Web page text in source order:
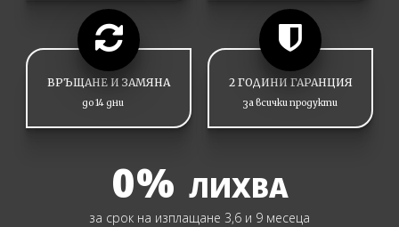
ВРЪЩАНЕ И ЗАМЯНА
до 14 дни
2 ГОДИНИ ГАРАНЦИЯ
за всички продукти
0% ЛИХВА
за срок на изплащане 3,6 и 9 месеца